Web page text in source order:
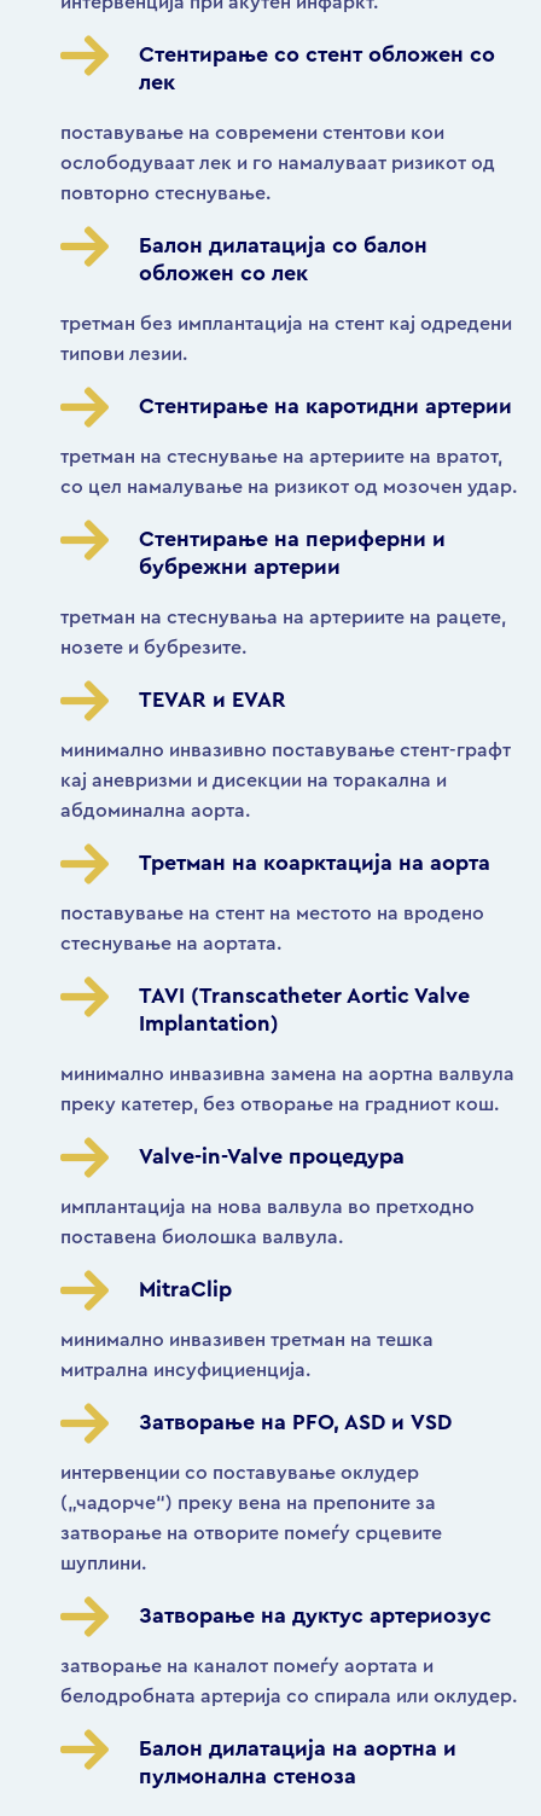
Стентирање со стент обложен со
лек
поставување на современи стентови кои
ослободуваат лек и го намалуваат ризикот од
повторно стеснување.
Балон дилатација со балон
обложен со лек
третман без имплантација на стент кај одредени
типови лезии.
Стентирање на каротидни артерии
третман на стеснување на артериите на вратот,
со цел намалување на ризикот од мозочен удар.
Стентирање на периферни и
бубрежни артерии
третман на стеснувања на артериите на рацете,
нозете и бубрезите.
TEVAR и EVAR
минимално инвазивно поставување стент-графт
кај аневризми и дисекции на торакална и
абдоминална аорта.
Третман на коарктација на аорта
поставување на стент на местото на вродено
стеснување на аортата.
TAVI (Transcatheter Aortic Valve
Implantation)
минимално инвазивна замена на аортна валвула
преку катетер, без отворање на градниот кош.
Valve-in-Valve процедура
имплантација на нова валвула во претходно
поставена биолошка валвула.
MitraClip
минимално инвазивен третман на тешка
митрална инсуфициенција.
Затворање на PFO, ASD и VSD
интервенции со поставување оклудер
(„чадорче“) преку вена на препоните за
затворање на отворите помеѓу срцевите
шуплини.
Затворање на дуктус артериозус
затворање на каналот помеѓу аортата и
белодробната артерија со спирала или оклудер.
Балон дилатација на аортна и
пулмонална стеноза